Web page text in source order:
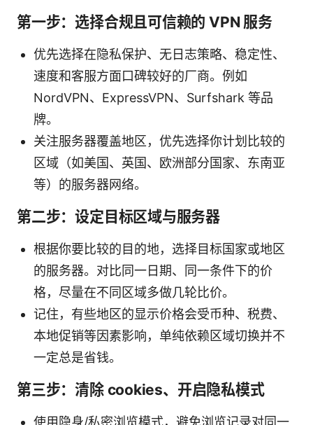
第一步：选择合规且可信赖的 VPN 服务
优先选择在隐私保护、无日志策略、稳定性、
速度和客服方面口碑较好的厂商。例如
NordVPN、ExpressVPN、Surfshark 等品
牌。
关注服务器覆盖地区，优先选择你计划比较的
区域（如美国、英国、欧洲部分国家、东南亚
等）的服务器网络。
第二步：设定目标区域与服务器
根据你要比较的目的地，选择目标国家或地区
的服务器。对比同一日期、同一条件下的价
格，尽量在不同区域多做几轮比价。
记住，有些地区的显示价格会受币种、税费、
本地促销等因素影响，单纯依赖区域切换并不
一定总是省钱。
第三步：清除 cookies、开启隐私模式
使用隐身/私密浏览模式，避免浏览记录对同一